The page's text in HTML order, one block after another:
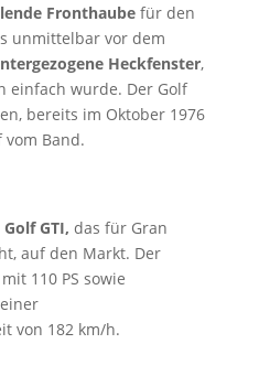
Fronthaube für den
unmittelbar vor dem
Heckfenster,
einfach wurde. Der Golf
bereits im Oktober 1976
Band.
Golf GTI, das für Gran
auf den Markt. Der
110 PS sowie
von 182 km/h.